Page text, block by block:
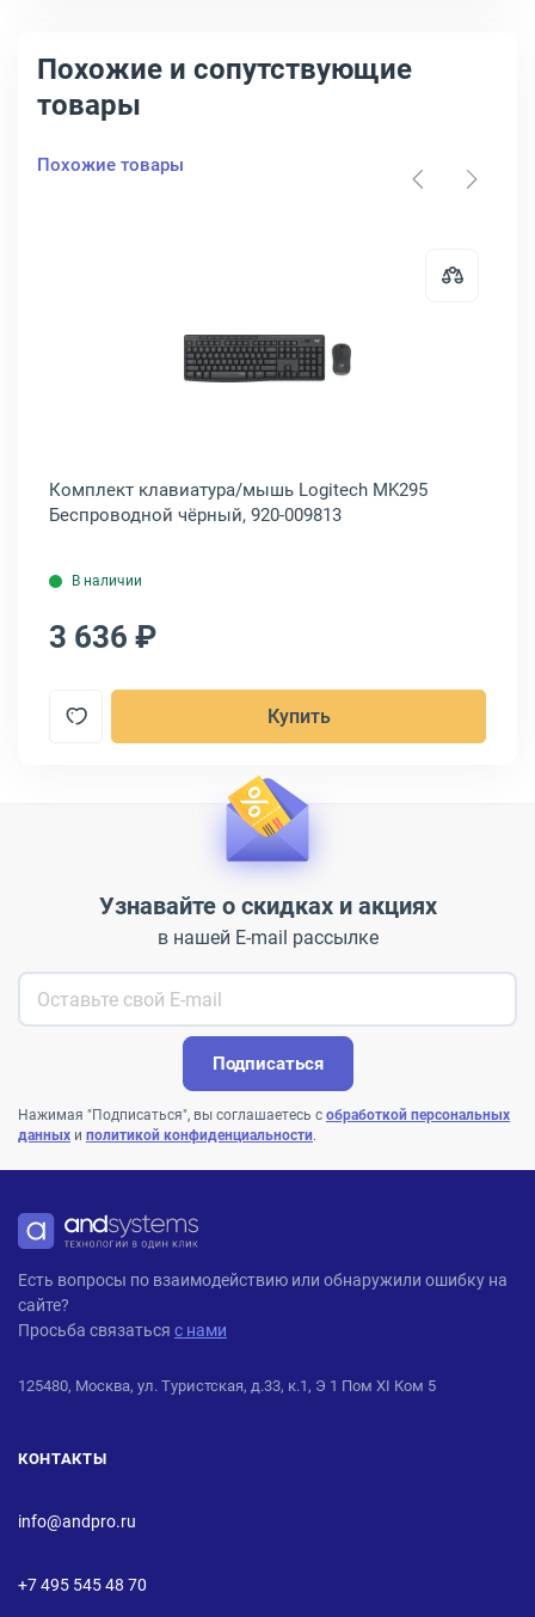
Похожие и сопутствующие
товары
Похожие товары
клавиатура/мышь Logitech MK295 Беспроводной чёрный, 920-
Открыть товар: Комплект
Комплект клавиатура/мышь Logitech MK295
Беспроводной чёрный, 920-009813
В наличии
3 636 ₽
Купить
Узнавайте о скидках и акциях
в нашей E-mail рассылке
Подписаться
Нажимая "Подписаться", вы соглашаетесь с обработкой персональных
данных и политикой конфиденциальности.
ANDPRO
Есть вопросы по взаимодействию или обнаружили ошибку на
сайте?
Просьба связаться с нами
125480, Москва, ул. Туристская, д.33, к.1, Э 1 Пом XI Ком 5
КОНТАКТЫ
info@andpro.ru
+7 495 545 48 70